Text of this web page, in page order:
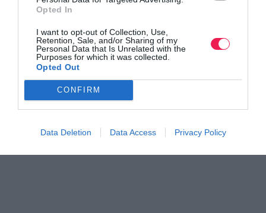
Opted In
I want to opt-out of Collection, Use,
Retention, Sale, and/or Sharing of my
Personal Data that Is Unrelated with the
Purposes for which it was collected.
Opted Out
CONFIRM
Data Deletion Data Access Privacy Policy
Βρες το RUNNER!